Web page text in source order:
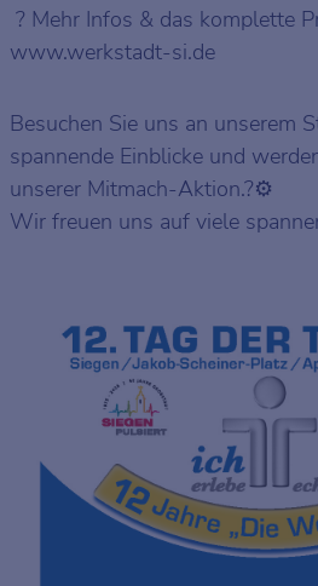
? Mehr Infos & das komplette
www.werkstadt-si.de
Besuchen Sie uns an unserem
spannende Einblicke und
unserer Mitmach-Aktion.?⚙️
Wir freuen uns auf viele